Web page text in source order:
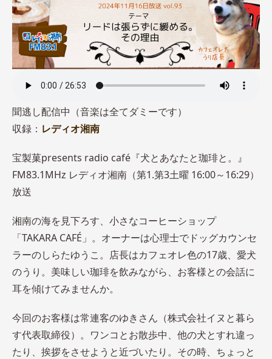
聞逃し配信中（音楽は全てダミーです）
収録： レディオ湘南
宝製菓presents radio café『犬とあなたと珈琲と。』
FM83.1MHz レディオ湘南（第1.第3土曜 16:00～16:29）
放送
湘南の海を見下ろす、小さなコーヒーショップ
「TAKARA CAFÉ」。オーナーは心理士でドッグカウンセ
ラーのしらたゆうこ。店長はカフェオレ色の17歳、愛犬
のうり。美味しい珈琲を飲みながら、お客様との会話に
耳を傾けてみませんか。
今回のお客様は常連客のゆきさん（株式会社イヌと暮ら
す代表取締役）。ワンコとお散歩中、他の犬とすれ違っ
たり、挨拶をさせようと近づいたり。その時、ちょっと